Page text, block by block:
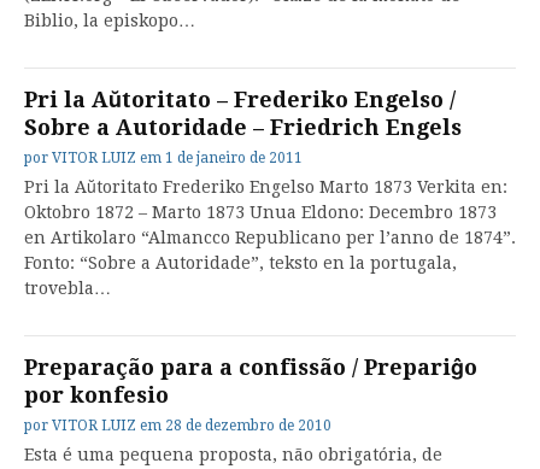
Biblio, la episkopo…
Pri la Aŭtoritato – Frederiko Engelso /
Sobre a Autoridade – Friedrich Engels
por VITOR LUIZ em 1 de janeiro de 2011
Pri la Aŭtoritato Frederiko Engelso Marto 1873 Verkita en:
Oktobro 1872 – Marto 1873 Unua Eldono: Decembro 1873
en Artikolaro “Almancco Republicano per l’anno de 1874”.
Fonto: “Sobre a Autoridade”, teksto en la portugala,
trovebla…
Preparação para a confissão / Prepariĝo
por konfesio
por VITOR LUIZ em 28 de dezembro de 2010
Esta é uma pequena proposta, não obrigatória, de